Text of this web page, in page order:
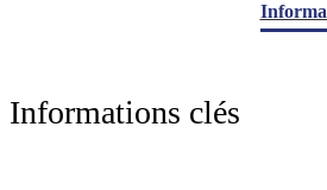
Informations clés